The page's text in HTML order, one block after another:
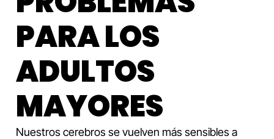
PARA LOS
ADULTOS
MAYORES
Nuestros cerebros se vuelven más sensibles a